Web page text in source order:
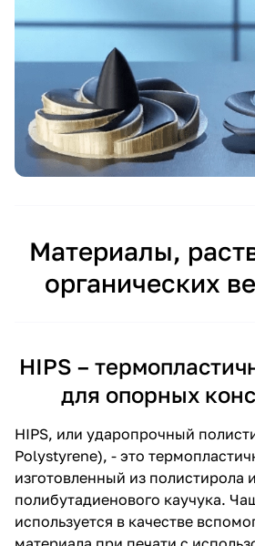
Материалы,
органических
HIPS –
для опорных
HIPS, или ударопрочный
Polystyrene), - это
изготовленный из полистирола и
полибутадиенового каучука.
используется в качестве